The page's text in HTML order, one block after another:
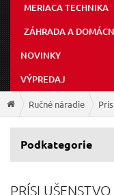
MERIACA TECHNIKA
ZÁHRADA A
NOVINKY
VÝPREDAJ
Ručné náradie
Podkategorie